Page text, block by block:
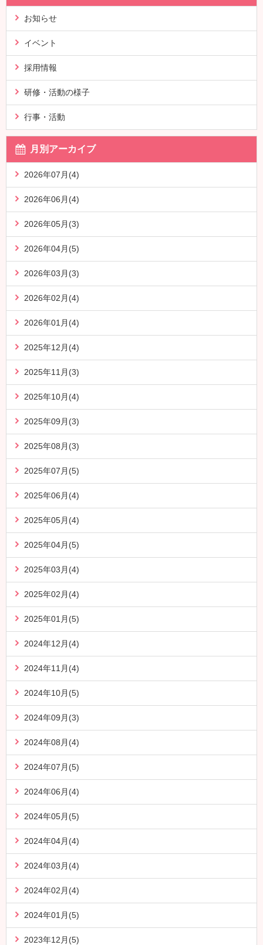
お知らせ
イベント
採用情報
研修・活動の様子
行事・活動
月別アーカイブ
2026年07月(4)
2026年06月(4)
2026年05月(3)
2026年04月(5)
2026年03月(3)
2026年02月(4)
2026年01月(4)
2025年12月(4)
2025年11月(3)
2025年10月(4)
2025年09月(3)
2025年08月(3)
2025年07月(5)
2025年06月(4)
2025年05月(4)
2025年04月(5)
2025年03月(4)
2025年02月(4)
2025年01月(5)
2024年12月(4)
2024年11月(4)
2024年10月(5)
2024年09月(3)
2024年08月(4)
2024年07月(5)
2024年06月(4)
2024年05月(5)
2024年04月(4)
2024年03月(4)
2024年02月(4)
2024年01月(5)
2023年12月(5)